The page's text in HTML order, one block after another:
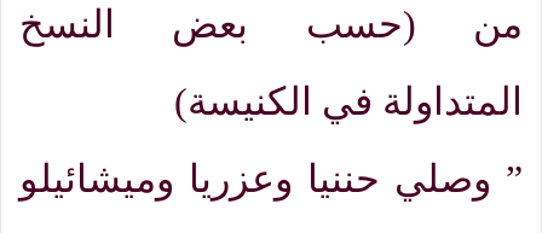
من (حسب بعض النسخ
المتداولة في الكنيسة)
” وصلي حننيا وعزريا وميشائيلو